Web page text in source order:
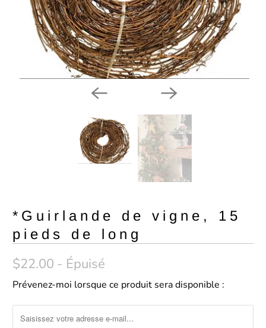
*Guirlande de vigne, 15
pieds de long
$22.00 - Épuisé
C
Prévenez-moi lorsque ce produit sera disponible :